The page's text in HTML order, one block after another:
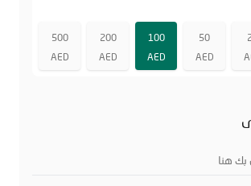
50
AED
100
AED
200
AED
500
AED
هنا